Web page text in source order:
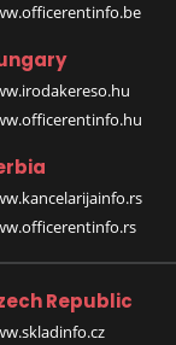
Republic